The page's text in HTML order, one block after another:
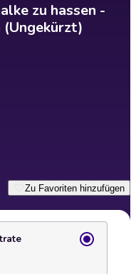
zu hassen -
Zu Favoriten hinzufügen